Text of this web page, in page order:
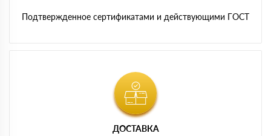
Подтвержденное сертификатами и действующими ГОСТ
ДОСТАВКА